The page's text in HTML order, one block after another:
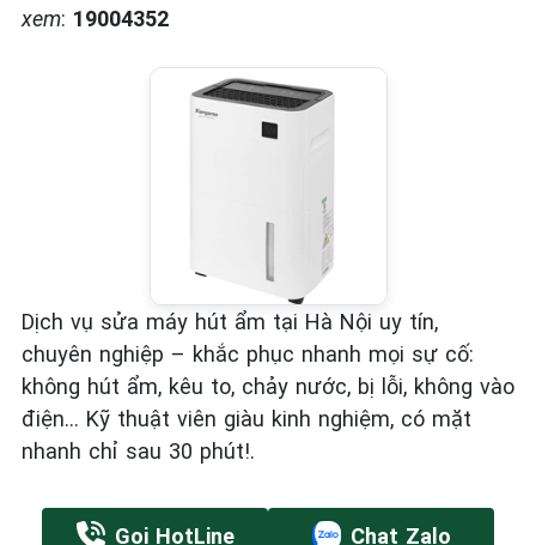
xem: 19004352
Dịch vụ sửa máy hút ẩm tại Hà Nội uy tín,
chuyên nghiệp – khắc phục nhanh mọi sự cố:
không hút ẩm, kêu to, chảy nước, bị lỗi, không vào
điện… Kỹ thuật viên giàu kinh nghiệm, có mặt
nhanh chỉ sau 30 phút!.
Gọi HotLine Chat Zalo